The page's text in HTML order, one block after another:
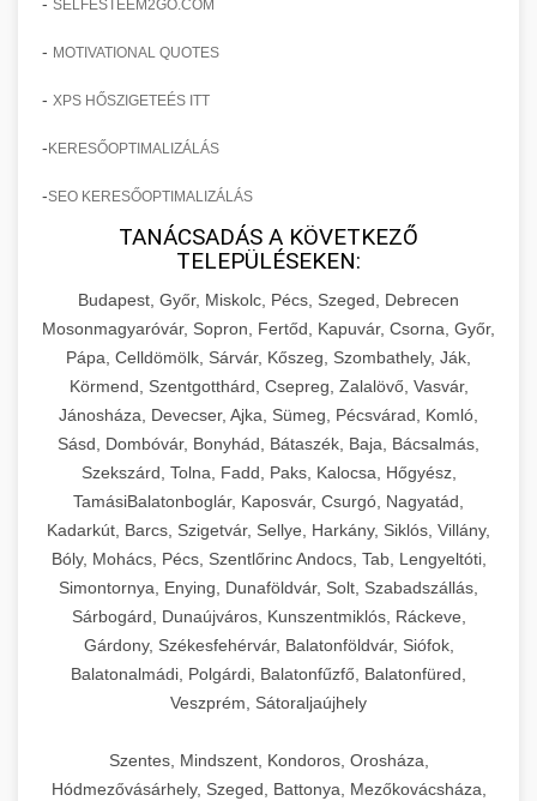
SELFESTEEM2GO.COM
- MOTIVATIONAL QUOTES
- XPS HŐSZIGETEÉS ITT
- KERESŐOPTIMALIZÁLÁS
-SEO KERESŐOPTIMALIZÁLÁS
TANÁCSADÁS A KÖVETKEZŐ
TELEPÜLÉSEKEN:
Budapest, Győr, Miskolc, Pécs, Szeged, Debrecen
Mosonmagyaróvár, Sopron, Fertőd, Kapuvár, Csorna, Győr,
Pápa, Celldömölk, Sárvár, Kőszeg, Szombathely, Ják,
Körmend, Szentgotthárd, Csepreg, Zalalövő, Vasvár,
Jánosháza, Devecser, Ajka, Sümeg, Pécsvárad, Komló,
Sásd, Dombóvár, Bonyhád, Bátaszék, Baja, Bácsalmás,
Szekszárd, Tolna, Fadd, Paks, Kalocsa, Hőgyész,
TamásiBalatonboglár, Kaposvár, Csurgó, Nagyatád,
Kadarkút, Barcs, Szigetvár, Sellye, Harkány, Siklós, Villány,
Bóly, Mohács, Pécs, Szentlőrinc Andocs, Tab, Lengyeltóti,
Simontornya, Enying, Dunaföldvár, Solt, Szabadszállás,
Sárbogárd, Dunaújváros, Kunszentmiklós, Ráckeve,
Gárdony, Székesfehérvár, Balatonföldvár, Siófok,
Balatonalmádi, Polgárdi, Balatonfűzfő, Balatonfüred,
Veszprém, Sátoraljaújhely
Szentes, Mindszent, Kondoros, Orosháza,
Hódmezővásárhely, Szeged, Battonya, Mezőkovácsháza,